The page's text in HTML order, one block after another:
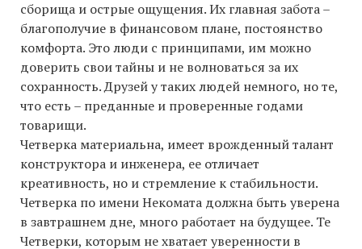
сборища и острые ощущения. Их главная забота –
благополучие в финансовом плане, постоянство
комфорта. Это люди с принципами, им можно
доверить свои тайны и не волноваться за их
сохранность. Друзей у таких людей немного, но те,
что есть – преданные и проверенные годами
товарищи.
Четверка материальна, имеет врожденный талант
конструктора и инженера, ее отличает
креативность, но и стремление к стабильности.
Четверка по имени Некомата должна быть уверена
в завтрашнем дне, много работает на будущее. Те
Четверки, которым не хватает уверенности в